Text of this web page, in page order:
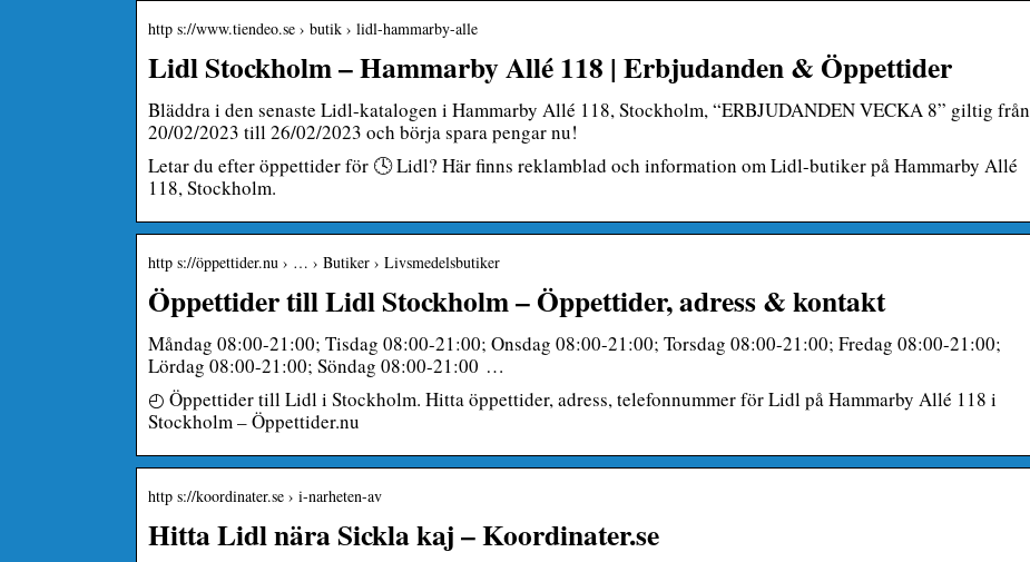
http s://www.tiendeo.se › butik › lidl-hammarby-alle
Lidl Stockholm – Hammarby Allé 118 | Erbjudanden & Öppettider
Bläddra i den senaste Lidl-katalogen i Hammarby Allé 118, Stockholm, “ERBJUDANDEN VECKA 8” giltig från
20/02/2023 till 26/02/2023 och börja spara pengar nu!
Letar du efter öppettider för 🕓 Lidl? Här finns reklamblad och information om Lidl-butiker på Hammarby Allé
118, Stockholm.
http s://öppettider.nu › … › Butiker › Livsmedelsbutiker
Öppettider till Lidl Stockholm – Öppettider, adress & kontakt
Måndag 08:00-21:00; Tisdag 08:00-21:00; Onsdag 08:00-21:00; Torsdag 08:00-21:00; Fredag 08:00-21:00;
Lördag 08:00-21:00; Söndag 08:00-21:00 …
◴ Öppettider till Lidl i Stockholm. Hitta öppettider, adress, telefonnummer för Lidl på Hammarby Allé 118 i
Stockholm – Öppettider.nu
http s://koordinater.se › i-narheten-av
Hitta Lidl nära Sickla kaj – Koordinater.se